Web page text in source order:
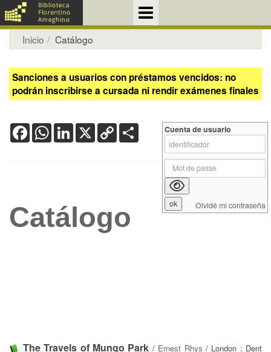
Inicio Catálogo
Sanciones a usuarios con préstamos vencidos: no
podrán inscribirse a cursada ni rendir exámenes finales
FacebookWhatsApp
LinkedIn
X Copy
Link
Catálogo
The Travels of Mungo Park / Ernest Rhys / London : Dent
Cuenta de usuario
Olvidé mi contraseña